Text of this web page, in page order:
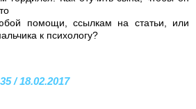
помощи, ссылкам на статьи, или
к психологу?
/ 18.02.2017